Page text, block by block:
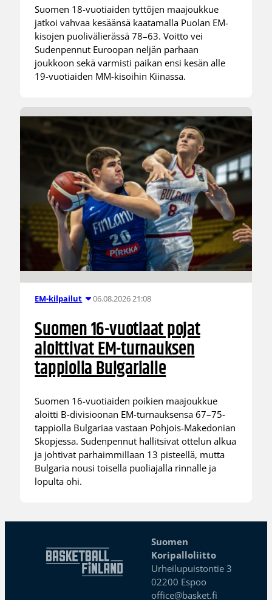
Suomen 18-vuotiaiden tyttöjen maajoukkue
jatkoi vahvaa kesäänsä kaatamalla Puolan EM-
kisojen puolivälierässä 78–63. Voitto vei
Sudenpennut Euroopan neljän parhaan
joukkoon sekä varmisti paikan ensi kesän alle
19-vuotiaiden MM-kisoihin Kiinassa.
EM-kilpailut 06.08.2026 21:08
Suomen 16-vuotiaat pojat
aloittivat EM-turnauksen
tappiolla Bulgarialle
Suomen 16-vuotiaiden poikien maajoukkue
aloitti B-divisioonan EM-turnauksensa 67–75-
tappiolla Bulgariaa vastaan Pohjois-Makedonian
Skopjessa. Sudenpennut hallitsivat ottelun alkua
ja johtivat parhaimmillaan 13 pisteellä, mutta
Bulgaria nousi toisella puoliajalla rinnalle ja
lopulta ohi.
Suomen
Koripalloliitto
Urheilupuistontie 3
02200 Espoo
office@basket.fi